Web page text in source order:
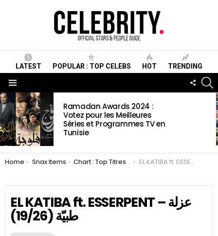
LATEST POPULAR : TOP CELEBS HOT TRENDING
LATEST
STORIES
Ramadan Awards 2024 :
Votez pour les Meilleures
Séries et Programmes TV en
Tunisie
You are here:
Home Snax Items Chart : Top Titres et Chansons Rap Tunisien Juin 2019
EL KATIBA ft. ESSERPENT – عزلة
طبيّة (19/26)